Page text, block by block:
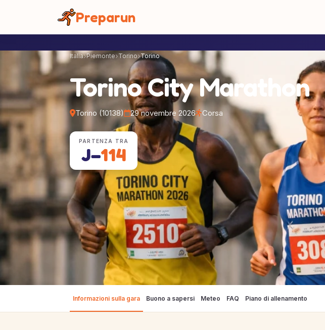
Preparun
Italia Piemonte Torino Torino
Torino City Marathon
Torino (10138) 29 novembre 2026 Corsa
PARTENZA TRA
J−114
Informazioni sulla gara Buono a sapersi Meteo FAQ Piano di allenamento